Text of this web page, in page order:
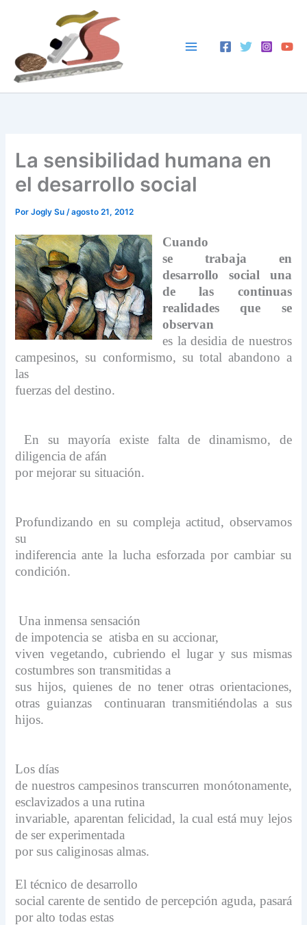
La sensibilidad humana en
el desarrollo social
PorJogly Su/agosto 21, 2012
Cuando
se trabaja en
desarrollo social una
de las continuas
realidades que se
observan
es la desidia de nuestros
campesinos, su conformismo, su total abandono a
las
fuerzas del destino.
En su mayoría existe falta de dinamismo, de
diligencia de afán
por mejorar su situación.
Profundizando en su compleja actitud, observamos
su
indiferencia ante la lucha esforzada por cambiar su
condición.
Una inmensa sensación
de impotencia se atisba en su accionar,
viven vegetando, cubriendo el lugar y sus mismas
costumbres son transmitidas a
sus hijos, quienes de no tener otras orientaciones,
otras guianzas continuaran transmitiéndolas a sus
hijos.
Los días
de nuestros campesinos transcurren monótonamente,
esclavizados a una rutina
invariable, aparentan felicidad, la cual está muy lejos
de ser experimentada
por sus caliginosas almas.
El técnico de desarrollo
social carente de sentido de percepción aguda, pasará
por alto todas estas